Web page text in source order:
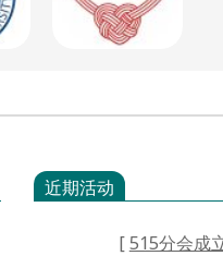
近期活动
[515分会成